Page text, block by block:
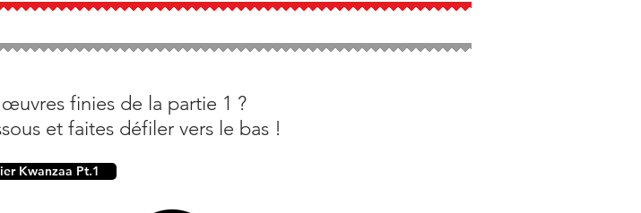
finies de la partie 1 ?
et faites défiler vers le bas !
Kwanzaa Pt.1